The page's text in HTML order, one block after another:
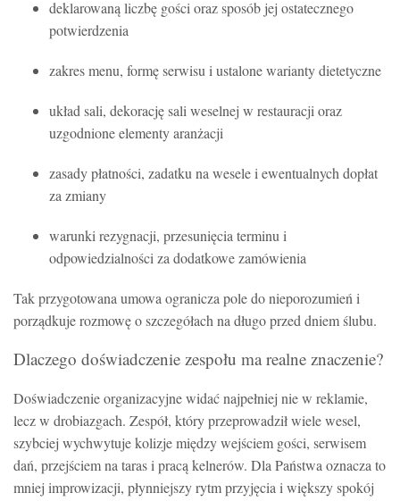
deklarowaną liczbę gości oraz sposób jej ostatecznego
potwierdzenia
zakres menu, formę serwisu i ustalone warianty dietetyczne
układ sali, dekorację sali weselnej w restauracji oraz
uzgodnione elementy aranżacji
zasady płatności, zadatku na wesele i ewentualnych dopłat
za zmiany
warunki rezygnacji, przesunięcia terminu i
odpowiedzialności za dodatkowe zamówienia
Tak przygotowana umowa ogranicza pole do nieporozumień i
porządkuje rozmowę o szczegółach na długo przed dniem ślubu.
Dlaczego doświadczenie zespołu ma realne znaczenie?
Doświadczenie organizacyjne widać najpełniej nie w reklamie,
lecz w drobiazgach. Zespół, który przeprowadził wiele wesel,
szybciej wychwytuje kolizje między wejściem gości, serwisem
dań, przejściem na taras i pracą kelnerów. Dla Państwa oznacza to
mniej improwizacji, płynniejszy rytm przyjęcia i większy spokój